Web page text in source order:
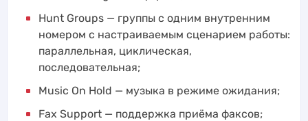
Hunt Groups — группы с одним внутренним
номером с настраиваемым сценарием работы:
параллельная, циклическая,
последовательная;
Music On Hold — музыка в режиме ожидания;
Fax Support — поддержка приёма факсов;